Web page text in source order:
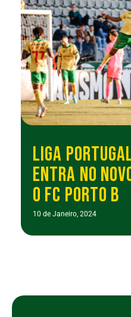
LIGA
ENTRA NO
O FC PORTO B
10 de Janeiro, 2024